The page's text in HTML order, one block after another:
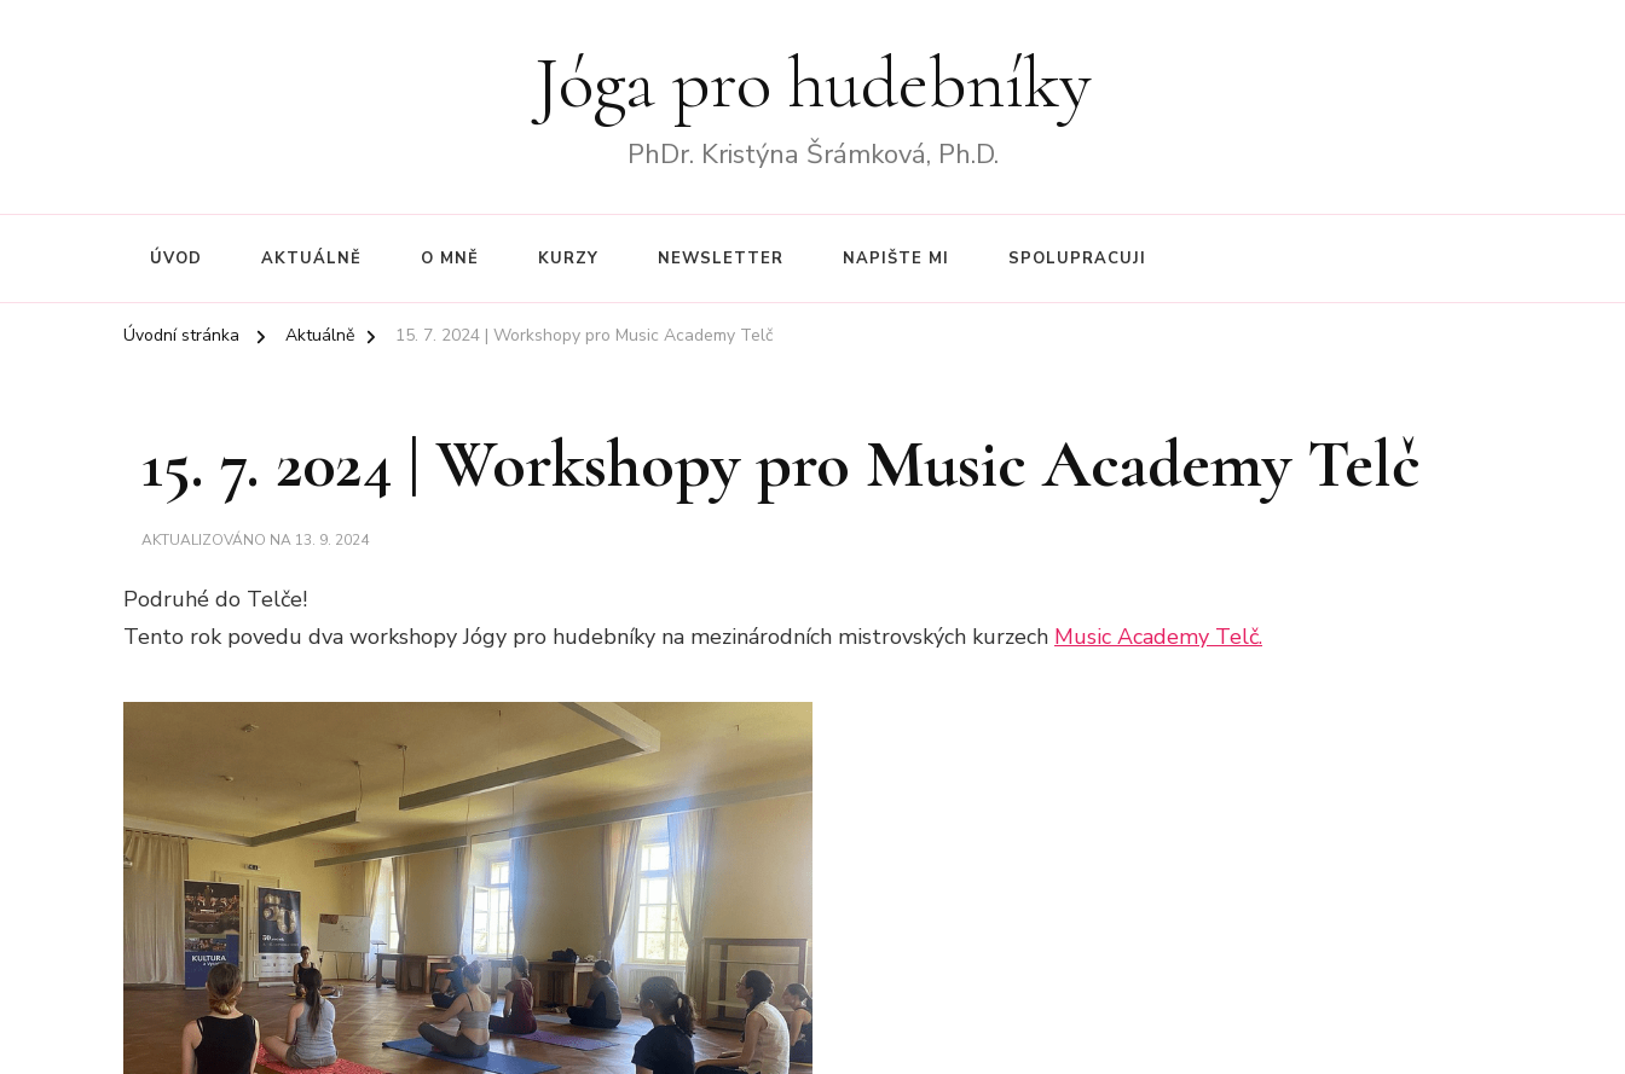
Jóga pro hudebníky
PhDr. Kristýna Šrámková, Ph.D.
ÚVOD AKTUÁLNĚ O MNĚ KURZY NEWSLETTER NAPIŠTE MI SPOLUPRACUJI
Úvodní stránka Aktuálně 15. 7. 2024 | Workshopy pro Music Academy Telč
15. 7. 2024 | Workshopy pro Music Academy Telč
AKTUALIZOVÁNO NA 13. 9. 2024
Podruhé do Telče!
Tento rok povedu dva workshopy Jógy pro hudebníky na mezinárodních mistrovských kurzech Music Academy Telč.